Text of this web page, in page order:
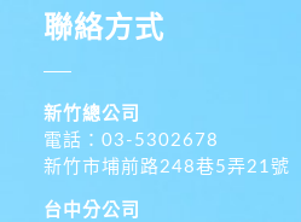
聯絡方式
新竹總公司
電話：03-5302678
新竹市埔前路248巷5弄21號
台中分公司